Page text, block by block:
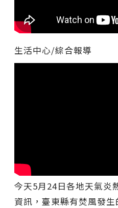
生活中心/綜合報導
今天5月24日各地天氣炎
資訊，臺東縣有焚風發